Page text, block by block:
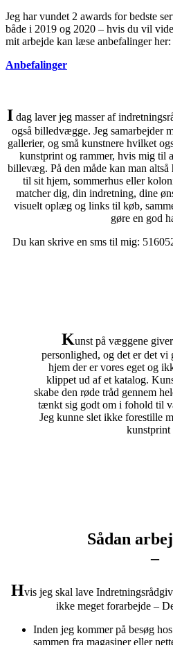
Jeg har vundet 2 awards for bedste
både i 2019 og 2020 – hvis du vil
mit arbejde kan læse anbefalinger her:
Anbefalinger
I dag laver jeg masser af
også billedvægge. Jeg samarbejder
gallerier, og små kunstnere hvilket
kunstprint og rammer, hvis mig til
billevæg. På den måde kan man
til sit hjem, sommerhus eller
matcher dig, din indretning, dine
visuelt oplæg og links til køb,
gøre en god
Du kan skrive en sms til mig:
Kunst på væggene
personlighed, og det er det vi
hjem der er vores eget og
klippet ud af et katalog.
skabe den røde tråd gennem
tænkt sig godt om i fohold til
Jeg kunne slet ikke forestille
kunstprint
Sådan
–
Hvis jeg skal lave
ikke meget forarbejde –
Inden jeg kommer på besøg
sammen fra magasiner eller